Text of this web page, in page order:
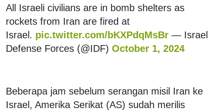
All Israeli civilians are in bomb shelters as
rockets from Iran are fired at
Israel. pic.twitter.com/bKXPdqMsBr — Israel
Defense Forces (@IDF) October 1, 2024
Beberapa jam sebelum serangan misil Iran ke
Israel, Amerika Serikat (AS) sudah merilis